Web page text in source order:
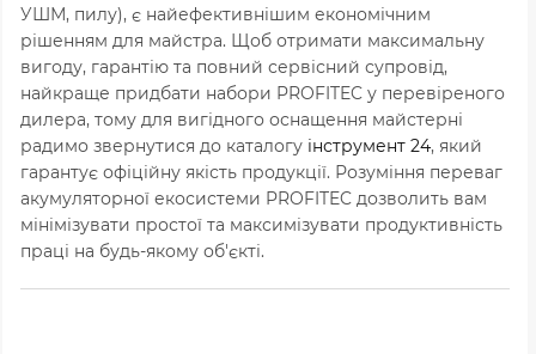
УШМ, пилу), є найефективнішим економічним
рішенням для майстра. Щоб отримати максимальну
вигоду, гарантію та повний сервісний супровід,
найкраще придбати набори PROFITEC у перевіреного
дилера, тому для вигідного оснащення майстерні
радимо звернутися до каталогу інструмент 24, який
гарантує офіційну якість продукції. Розуміння переваг
акумуляторної екосистеми PROFITEC дозволить вам
мінімізувати простої та максимізувати продуктивність
праці на будь-якому об'єкті.